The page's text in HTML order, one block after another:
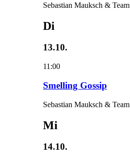
Sebastian Mauksch & Team
Di
13.10.
11:00
Smelling Gossip
Sebastian Mauksch & Team
Mi
14.10.